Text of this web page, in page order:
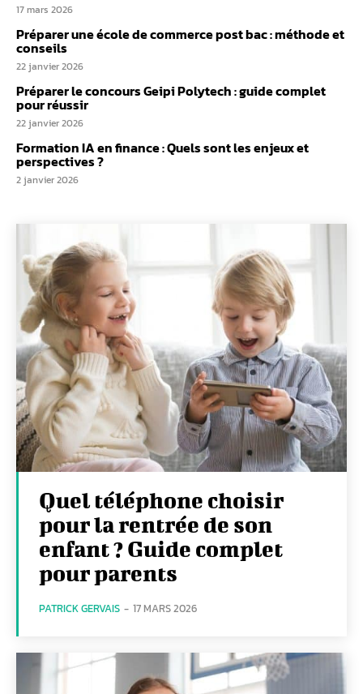
17 mars 2026
Préparer une école de commerce post bac : méthode et
conseils
22 janvier 2026
Préparer le concours Geipi Polytech : guide complet
pour réussir
22 janvier 2026
Formation IA en finance : Quels sont les enjeux et
perspectives ?
2 janvier 2026
Quel téléphone choisir
pour la rentrée de son
enfant ? Guide complet
pour parents
PATRICK GERVAIS - 17 MARS 2026